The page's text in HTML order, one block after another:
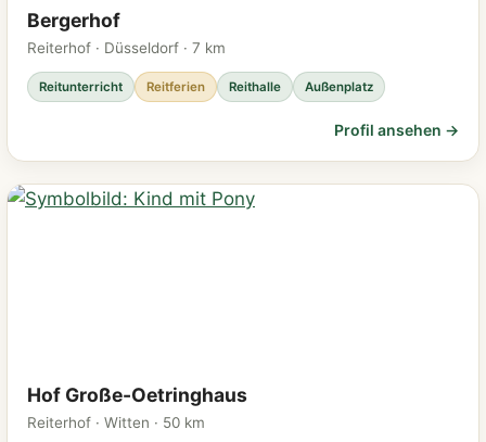
Bergerhof
Reiterhof · Düsseldorf · 7 km
Reitunterricht Reitferien Reithalle Außenplatz
Profil ansehen →
Hof Große-Oetringhaus
Reiterhof · Witten · 50 km